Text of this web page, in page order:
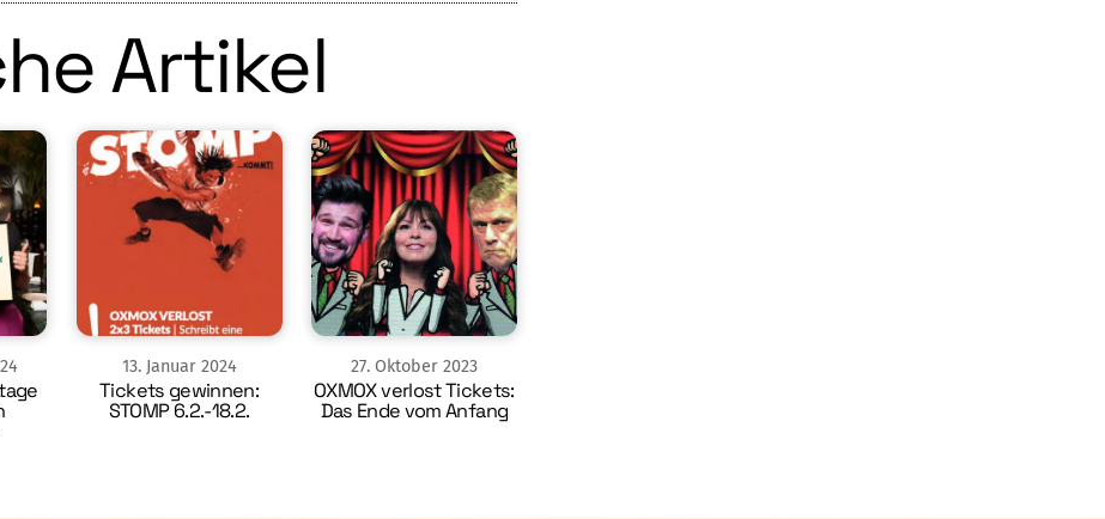
Artikel
13. Januar 2024
Tickets gewinnen:
STOMP 6.2.-18.2.
27. Oktober 2023
OXMOX verlost Tickets:
Das Ende vom Anfang